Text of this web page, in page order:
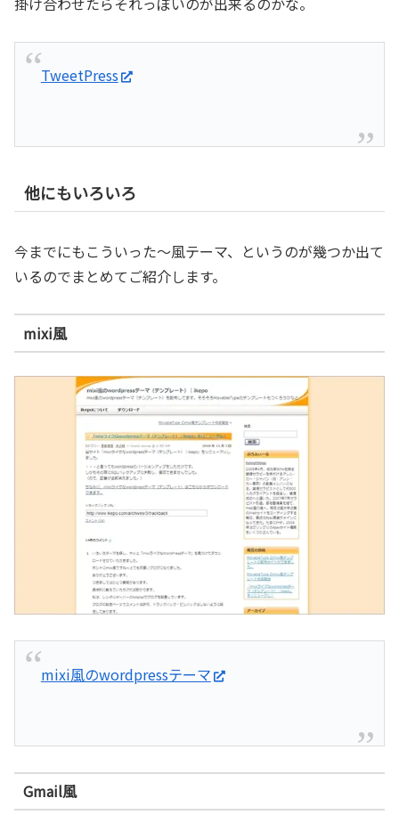
TweetPress
他にもいろいろ
今までにもこういった～風テーマ、というのが幾つか出て
いるのでまとめてご紹介します。
mixi風
mixi風のwordpressテーマ
Gmail風